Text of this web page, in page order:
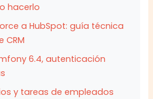
hacerlo
a HubSpot: guía técnica
CRM
6.4, autenticación
y tareas de empleados